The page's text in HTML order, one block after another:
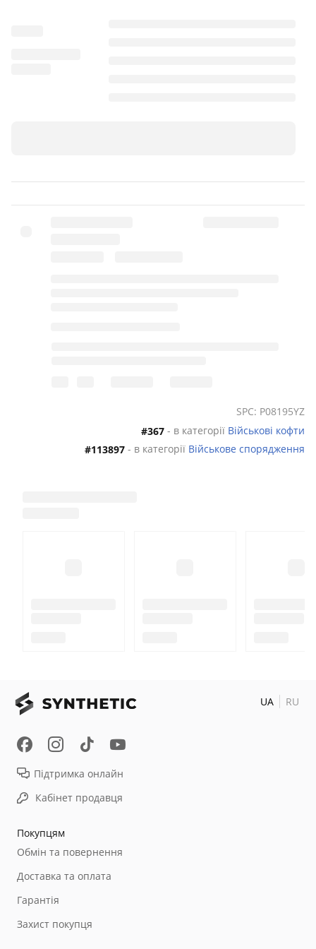
SPC: P08195YZ
#367 - в категорії Військові кофти
#113897 - в категорії Військове спорядження
Покупцям
Обмін та повернення
Доставка та оплата
Гарантія
Захист покупця
Підтримка онлайн
Кабінет продавця
UA RU